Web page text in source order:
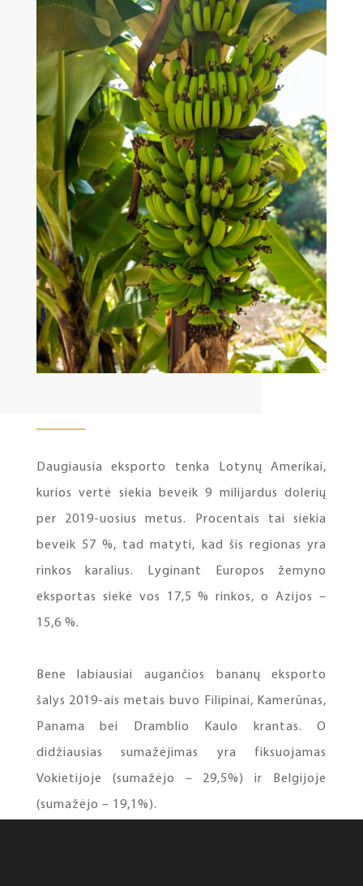
Daugiausia eksporto tenka Lotynų Amerikai,
kurios vertė siekia beveik 9 milijardus dolerių
per 2019-uosius metus. Procentais tai siekia
beveik 57 %, tad matyti, kad šis regionas yra
rinkos karalius. Lyginant Europos žemyno
eksportas siekė vos 17,5 % rinkos, o Azijos –
15,6 %.
Bene labiausiai augančios bananų eksporto
šalys 2019-ais metais buvo Filipinai, Kamerūnas,
Panama bei Dramblio Kaulo krantas. O
didžiausias sumažėjimas yra fiksuojamas
Vokietijoje (sumažėjo – 29,5%) ir Belgijoje
(sumažėjo – 19,1%).